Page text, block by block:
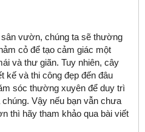
vườn, chúng ta sẽ thường
cỏ để tạo cảm giác một
và thư giãn. Tuy nhiên, cây
kế và thi công đẹp đến đâu
sóc thường xuyên để duy trì
Vậy nếu bạn vẫn chưa
thì hãy tham khảo qua bài viết